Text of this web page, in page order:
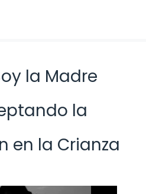
la Madre
la
en la Crianza